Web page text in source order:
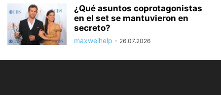
¿Qué asuntos coprotagonistas
en el set se mantuvieron en
secreto?
maxwelhelp - 26.07.2026